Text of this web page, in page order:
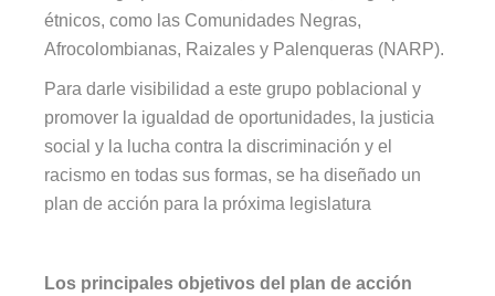
étnicos, como las Comunidades Negras,
Afrocolombianas, Raizales y Palenqueras (NARP).
Para darle visibilidad a este grupo poblacional y
promover la igualdad de oportunidades, la justicia
social y la lucha contra la discriminación y el
racismo en todas sus formas, se ha diseñado un
plan de acción para la próxima legislatura
Los principales objetivos del plan de acción